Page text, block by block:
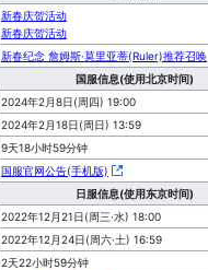
新春庆贺活动
新春庆贺活动
新春纪念 詹姆斯·莫里亚蒂(Ruler)推荐召唤
国服信息(使用北京时间)
2024年2月8日(周四) 19:00
2024年2月18日(周日) 13:59
9天18小时59分钟
国服官网公告(手机版)
日服信息(使用东京时间)
2022年12月21日(周三·水) 18:00
2022年12月24日(周六·土) 16:59
2天22小时59分钟